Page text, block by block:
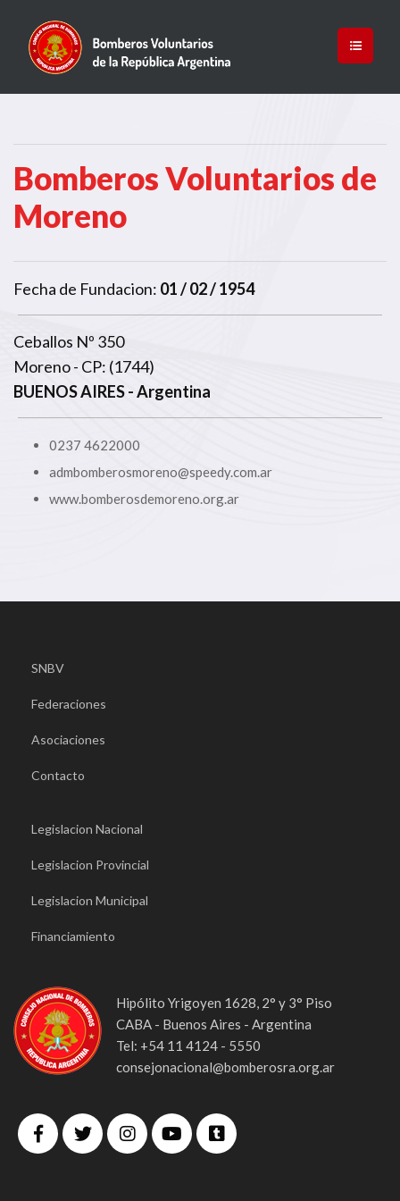
Bomberos Voluntarios de
Moreno
Fecha de Fundacion: 01 / 02 / 1954
Ceballos Nº 350
Moreno - CP: (1744)
BUENOS AIRES- Argentina
0237 4622000
admbomberosmoreno@speedy.com.ar
www.bomberosdemoreno.org.ar
SNBV
Federaciones
Asociaciones
Contacto
Legislacion Nacional
Legislacion Provincial
Legislacion Municipal
Financiamiento
Hipólito Yrigoyen 1628, 2° y 3° Piso
CABA - Buenos Aires - Argentina
Tel: +54 11 4124 - 5550
consejonacional@bomberosra.org.ar